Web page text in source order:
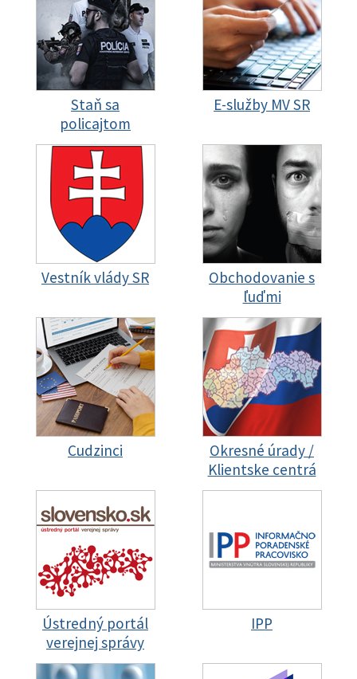
Staň sa
policajtom
E-služby MV SR
Vestník vlády SR
Obchodovanie s
ľuďmi
Cudzinci
Okresné úrady /
Klientske centrá
Ústredný portál
verejnej správy
IPP